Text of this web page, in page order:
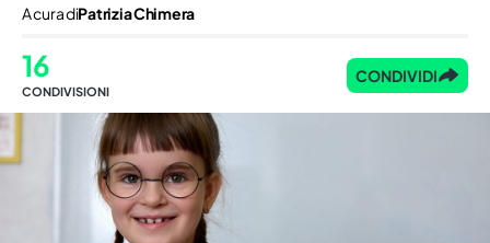
A cura diPatrizia Chimera
16
CONDIVISIONI
CONDIVIDI